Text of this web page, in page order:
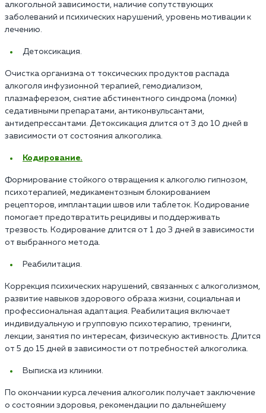
алкогольной зависимости, наличие сопутствующих
заболеваний и психических нарушений, уровень мотивации к
лечению.
Детоксикация.
Очистка организма от токсических продуктов распада
алкоголя инфузионной терапией, гемодиализом,
плазмаферезом, снятие абстинентного синдрома (ломки)
седативными препаратами, антиконвульсантами,
антидепрессантами. Детоксикация длится от 3 до 10 дней в
зависимости от состояния алкоголика.
Кодирование.
Формирование стойкого отвращения к алкоголю гипнозом,
психотерапией, медикаментозным блокированием
рецепторов, имплантации швов или таблеток. Кодирование
помогает предотвратить рецидивы и поддерживать
трезвость. Кодирование длится от 1 до 3 дней в зависимости
от выбранного метода.
Реабилитация.
Коррекция психических нарушений, связанных с алкоголизмом,
развитие навыков здорового образа жизни, социальная и
профессиональная адаптация. Реабилитация включает
индивидуальную и групповую психотерапию, тренинги,
лекции, занятия по интересам, физическую активность. Длится
от 5 до 15 дней в зависимости от потребностей алкоголика.
Выписка из клиники.
По окончании курса лечения алкоголик получает заключение
о состоянии здоровья, рекомендации по дальнейшему